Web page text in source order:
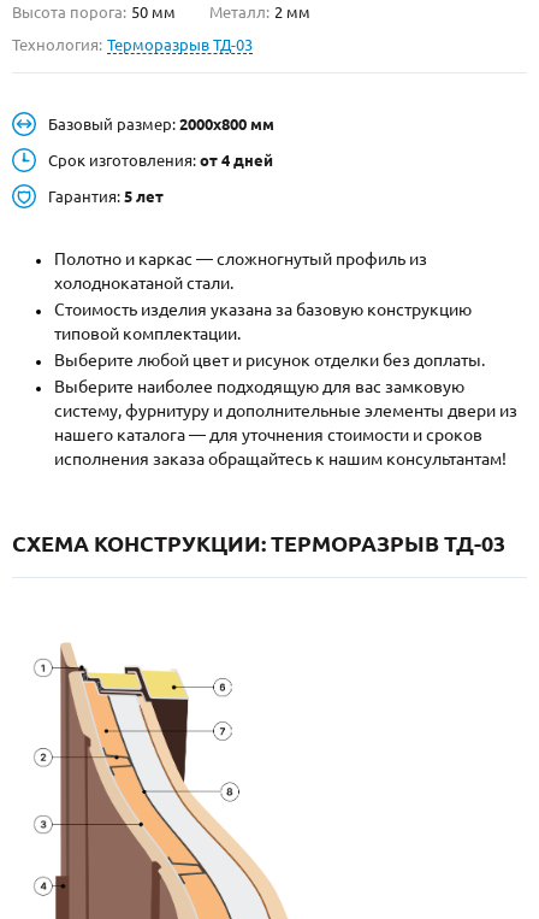
Металлические двери от производителя с доставкой и установкой в
НАЙТИ:
ПН-СБ - с 9:00 до 21:00, ВС - до 19:00
ЗАПРОСИТЬ РАСЧЕТ
Каталог Как купить
Записаться на замер
Высота порога: 50 мм Металл: 2 мм
Технология: Терморазрыв ТД-03
Базовый размер: 2000х800 мм
Срок изготовления: от 4 дней
Гарантия: 5 лет
Полотно и каркас — сложногнутый профиль из
холоднокатаной стали.
Стоимость изделия указана за базовую конструкцию
типовой комплектации.
Выберите любой цвет и рисунок отделки без доплаты.
Выберите наиболее подходящую для вас замковую
систему, фурнитуру и дополнительные элементы двери из
нашего каталога — для уточнения стоимости и сроков
исполнения заказа обращайтесь к нашим консультантам!
СХЕМА КОНСТРУКЦИИ: ТЕРМОРАЗРЫВ ТД-03